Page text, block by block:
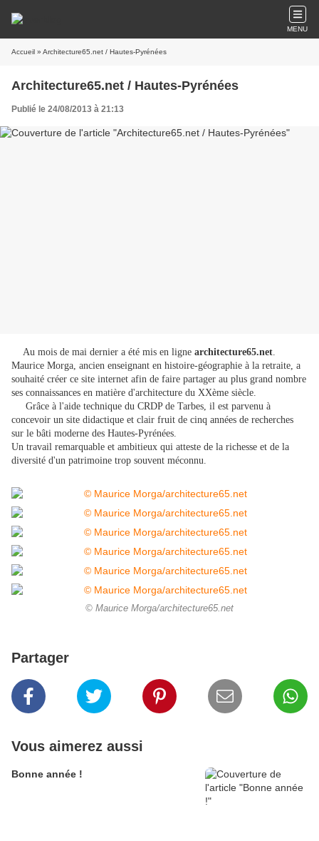
MENU
Accueil » Architecture65.net / Hautes-Pyrénées
Architecture65.net / Hautes-Pyrénées
Publié le 24/08/2013 à 21:13
Au mois de mai dernier a été mis en ligne architecture65.net.
Maurice Morga, ancien enseignant en histoire-géographie à la retraite, a
souhaité créer ce site internet afin de faire partager au plus grand nombre
ses connaissances en matière d'architecture du XXème siècle.
Grâce à l'aide technique du CRDP de Tarbes, il est parvenu à
concevoir un site didactique et clair fruit de cinq années de recherches
sur le bâti moderne des Hautes-Pyrénées.
Un travail remarquable et ambitieux qui atteste de la richesse et de la
diversité d'un patrimoine trop souvent méconnu.
© Maurice Morga/architecture65.net
Partager
Vous aimerez aussi
Bonne année !